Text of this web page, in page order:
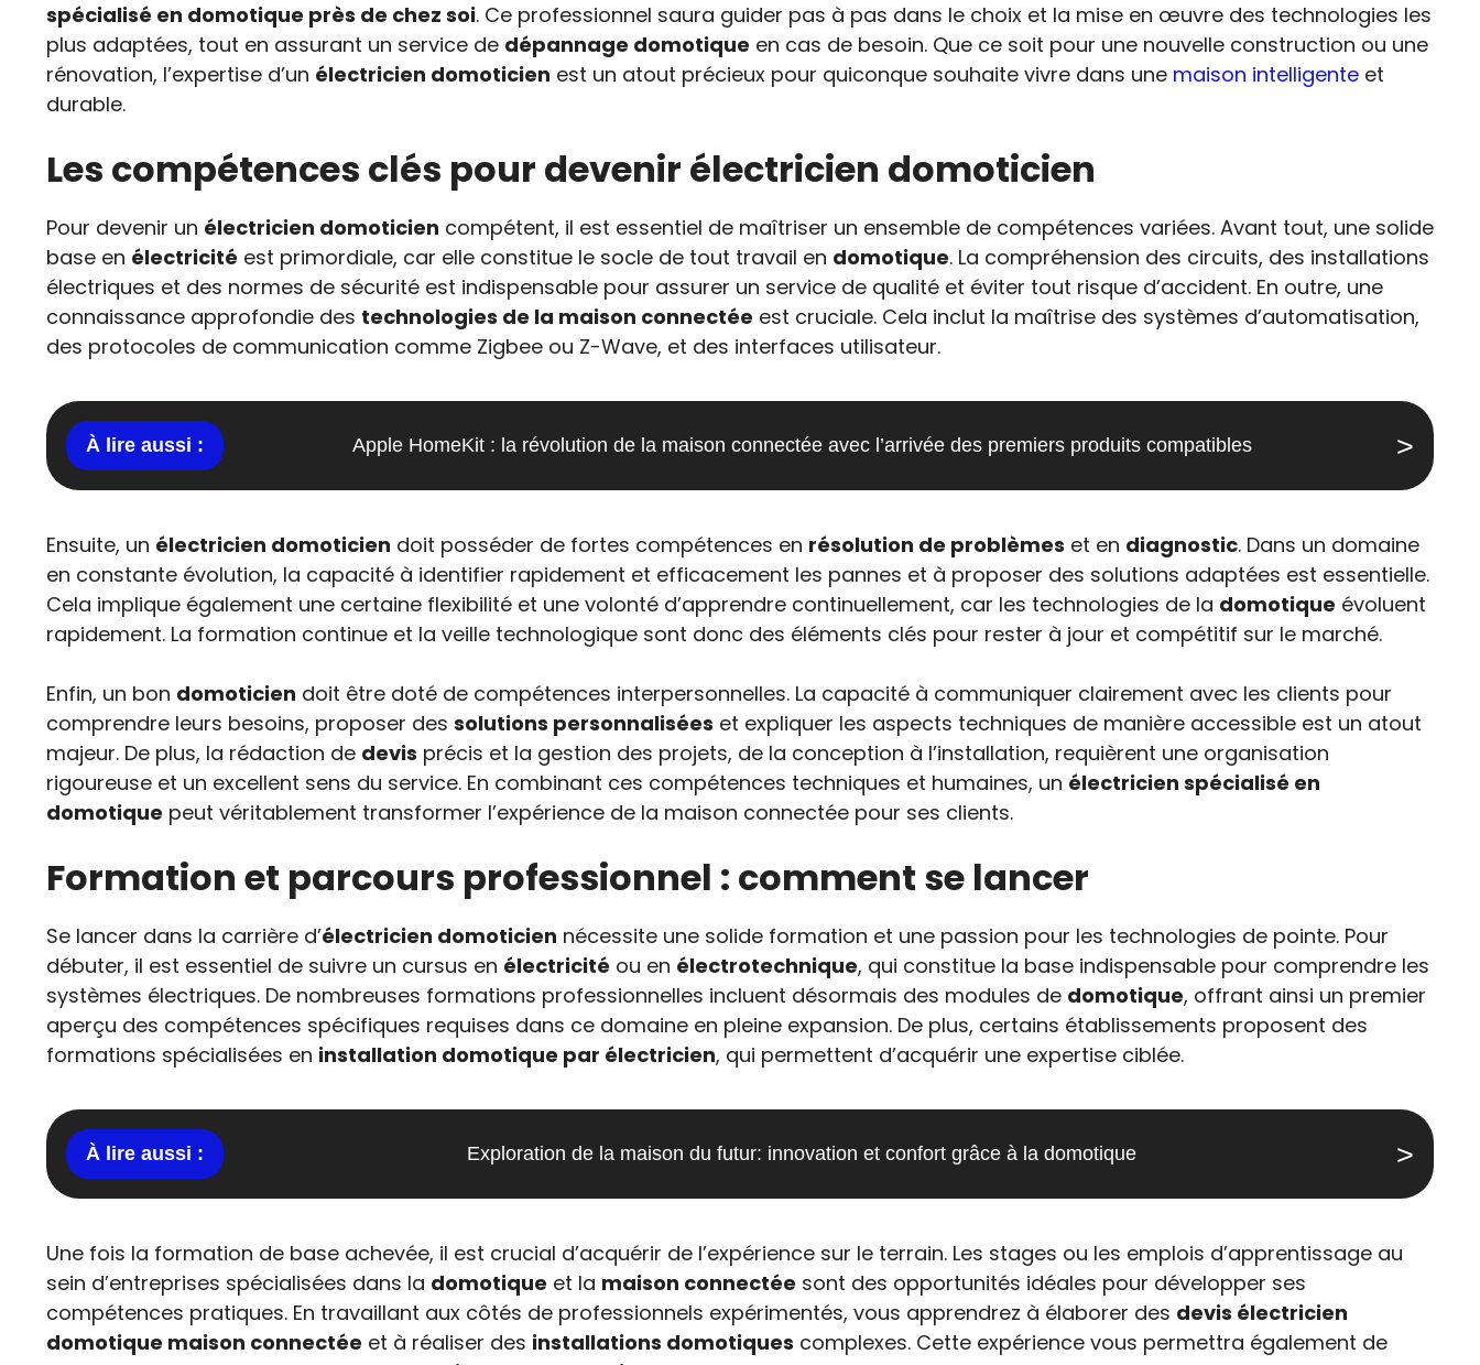
spécialisé en domotique près de chez soi. Ce professionnel saura guider pas à pas dans le choix et la mise en œuvre des technologies les
plus adaptées, tout en assurant un service de dépannage domotique en cas de besoin. Que ce soit pour une nouvelle construction ou une
rénovation, l’expertise d’un électricien domoticien est un atout précieux pour quiconque souhaite vivre dans une maison intelligente et
durable.
Les compétences clés pour devenir électricien domoticien
Pour devenir un électricien domoticien compétent, il est essentiel de maîtriser un ensemble de compétences variées. Avant tout, une solide
base en électricité est primordiale, car elle constitue le socle de tout travail en domotique. La compréhension des circuits, des installations
électriques et des normes de sécurité est indispensable pour assurer un service de qualité et éviter tout risque d’accident. En outre, une
connaissance approfondie des technologies de la maison connectée est cruciale. Cela inclut la maîtrise des systèmes d’automatisation,
des protocoles de communication comme Zigbee ou Z-Wave, et des interfaces utilisateur.
Apple HomeKit : la révolution de la maison connectée avec l’arrivée des premiers produits compatibles
Ensuite, un électricien domoticien doit posséder de fortes compétences en résolution de problèmes et en diagnostic. Dans un domaine
en constante évolution, la capacité à identifier rapidement et efficacement les pannes et à proposer des solutions adaptées est essentielle.
Cela implique également une certaine flexibilité et une volonté d’apprendre continuellement, car les technologies de la domotique évoluent
rapidement. La formation continue et la veille technologique sont donc des éléments clés pour rester à jour et compétitif sur le marché.
Enfin, un bon domoticien doit être doté de compétences interpersonnelles. La capacité à communiquer clairement avec les clients pour
comprendre leurs besoins, proposer des solutions personnalisées et expliquer les aspects techniques de manière accessible est un atout
majeur. De plus, la rédaction de devis précis et la gestion des projets, de la conception à l’installation, requièrent une organisation
rigoureuse et un excellent sens du service. En combinant ces compétences techniques et humaines, un électricien spécialisé en
domotique peut véritablement transformer l’expérience de la maison connectée pour ses clients.
Formation et parcours professionnel : comment se lancer
Se lancer dans la carrière d’électricien domoticien nécessite une solide formation et une passion pour les technologies de pointe. Pour
débuter, il est essentiel de suivre un cursus en électricité ou en électrotechnique, qui constitue la base indispensable pour comprendre les
systèmes électriques. De nombreuses formations professionnelles incluent désormais des modules de domotique, offrant ainsi un premier
aperçu des compétences spécifiques requises dans ce domaine en pleine expansion. De plus, certains établissements proposent des
formations spécialisées en installation domotique par électricien, qui permettent d’acquérir une expertise ciblée.
Exploration de la maison du futur: innovation et confort grâce à la domotique
Une fois la formation de base achevée, il est crucial d’acquérir de l’expérience sur le terrain. Les stages ou les emplois d’apprentissage au
sein d’entreprises spécialisées dans la domotique et la maison connectée sont des opportunités idéales pour développer ses
compétences pratiques. En travaillant aux côtés de professionnels expérimentés, vous apprendrez à élaborer des devis électricien
domotique maison connectée et à réaliser des installations domotiques complexes. Cette expérience vous permettra également de